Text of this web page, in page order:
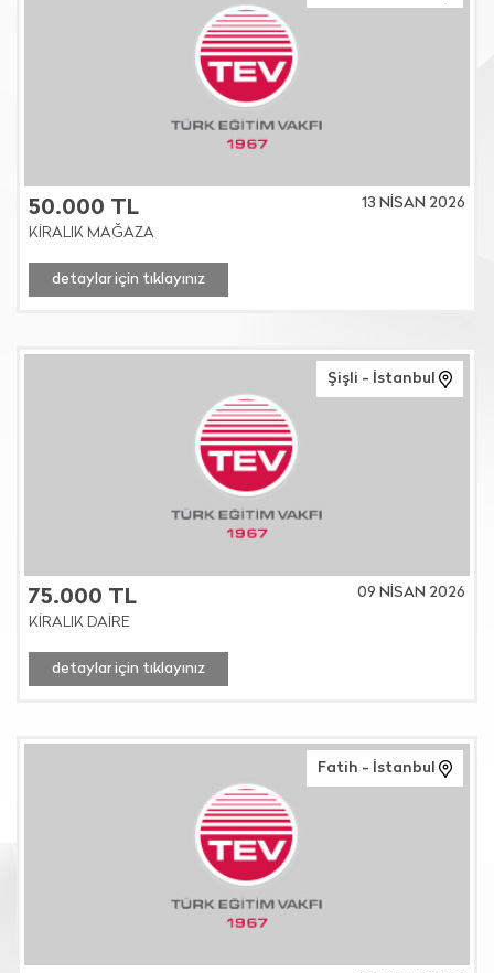
50.000 TL
13 NİSAN 2026
KİRALIK MAĞAZA
detaylar için tıklayınız
Şişli - İstanbul
75.000 TL
09 NİSAN 2026
KİRALIK DAİRE
detaylar için tıklayınız
Fatih - İstanbul